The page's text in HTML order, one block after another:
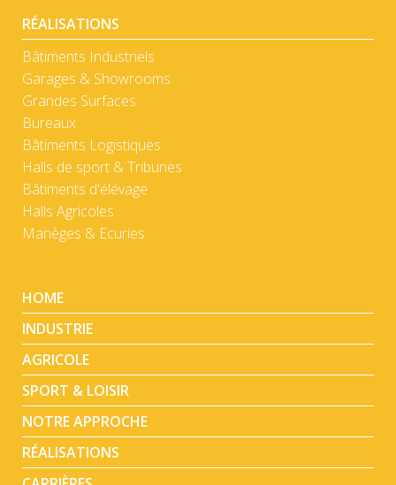
RÉALISATIONS
Bâtiments Industriels
Garages & Showrooms
Grandes Surfaces
Bureaux
Bâtiments Logistiques
Halls de sport & Tribunes
Bâtiments d'élévage
Halls Agricoles
Manèges & Ecuries
HOME
INDUSTRIE
AGRICOLE
SPORT & LOISIR
NOTRE APPROCHE
RÉALISATIONS